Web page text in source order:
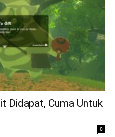
Didapat, Cuma Untuk
0